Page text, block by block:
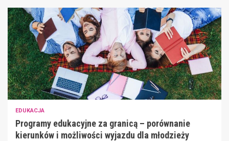
EDUKACJA
Programy edukacyjne za granicą – porównanie
kierunków i możliwości wyjazdu dla młodzieży